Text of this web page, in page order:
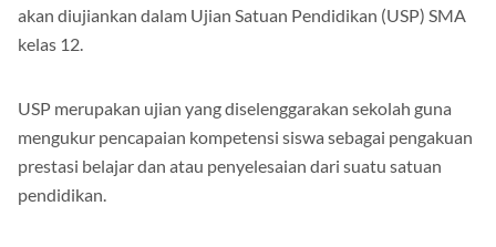
akan diujiankan dalam Ujian Satuan Pendidikan (USP) SMA
kelas 12.
USP merupakan ujian yang diselenggarakan sekolah guna
mengukur pencapaian kompetensi siswa sebagai pengakuan
prestasi belajar dan atau penyelesaian dari suatu satuan
pendidikan.